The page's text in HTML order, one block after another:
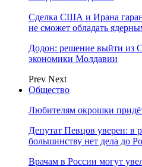
Сделка США и Ирана
не сможет обладать
Додон: решение выйти из
экономики Молдавии
Prev Next
Общество
Любителям окрошки
Депутат Певцов уверен: в
большинству нет дела до
Врачам в России могут